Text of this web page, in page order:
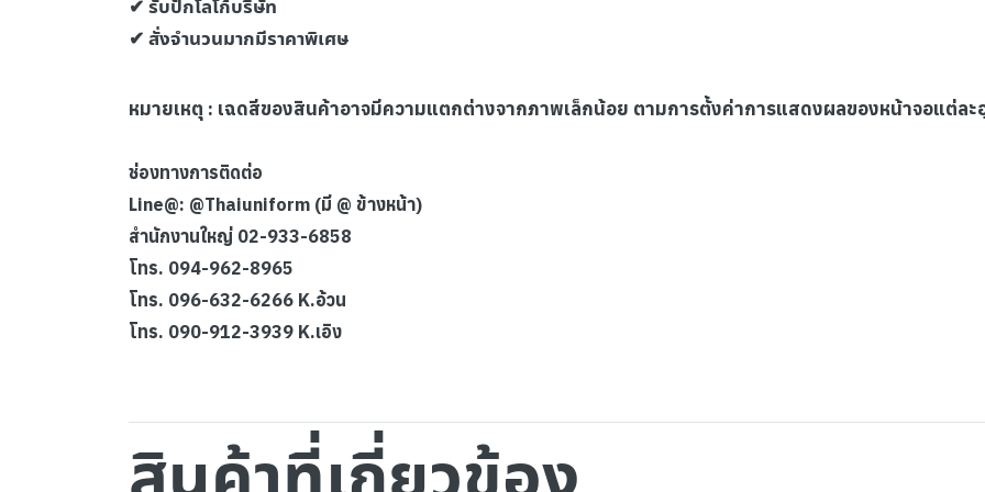
✔ รับปักโลโก้บริษัท
✔ สั่งจำนวนมากมีราคาพิเศษ
หมายเหตุ : เฉดสีของสินค้าอาจมีความแตกต่างจากภาพเล็กน้อย ตามการตั้งค่าการแสดงผลของหน้าจอแต่ล
ช่องทางการติดต่อ
Line@: @Thaiuniform (มี @ ข้างหน้า)
สำนักงานใหญ่ 02-933-6858
โทร. 094-962-8965
โทร. 096-632-6266 K.อ้วน
โทร. 090-912-3939 K.เอิง
สินค้าที่เกี่ยวข้อง